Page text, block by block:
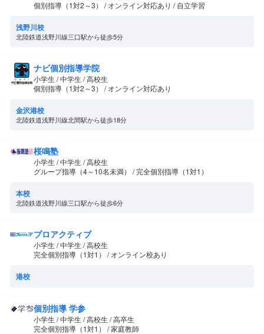
個別指導（1対2～3） / オンライン対応あり / 自立学習
浅野川校
北陸鉄道浅野川線三口駅から徒歩5分
ナビ個別指導学院
小学生 / 中学生 / 高校生
個別指導（1対2～3） / オンライン対応あり
金沢港校
北陸鉄道浅野川線北間駅から徒歩18分
桜鳴塾
小学生 / 中学生 / 高校生
グループ指導（4～10名未満） / 完全個別指導（1対1）
本校
北陸鉄道浅野川線三口駅から徒歩6分
プロアクティブ
小学生 / 中学生 / 高校生
完全個別指導（1対1） / オンライン校あり
港校
個別指導 学参
小学生 / 中学生 / 高校生 / 高卒生
完全個別指導（1対1） / 家庭教師